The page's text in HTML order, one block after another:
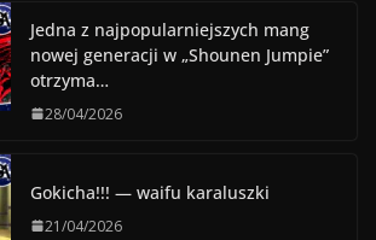
Jedna z najpopularniejszych mang
nowej generacji w „Shounen Jumpie”
otrzyma…
28/04/2026
Gokicha!!! — waifu karaluszki
21/04/2026